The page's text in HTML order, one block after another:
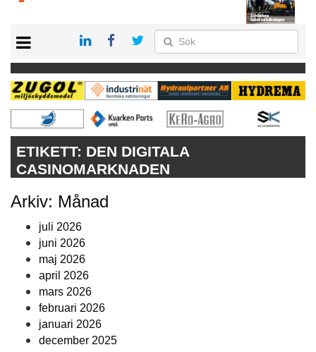
KONTAKT
VÅRA ANDRA MAGASIN
PRENUMERERA
ANNONSERA
ETIKETT: DEN DIGITALA
CASINOMARKNADEN
Arkiv: Månad
juli 2026
juni 2026
maj 2026
april 2026
mars 2026
februari 2026
januari 2026
december 2025